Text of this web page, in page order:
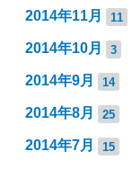
2014年11月 11
2014年10月 3
2014年9月 14
2014年8月 25
2014年7月 15